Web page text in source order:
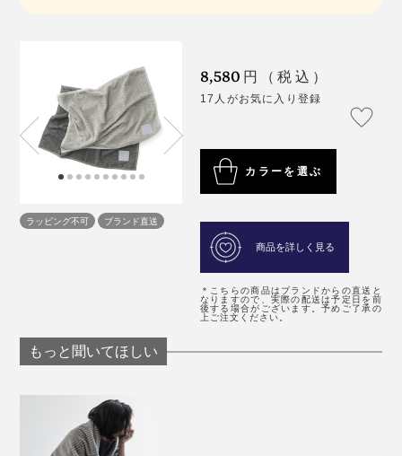
ラッピング不可 ブランド直送
8,580 円（税込）
17人がお気に入り登録
カラーを選ぶ
商品を詳しく見る
＊こちらの商品はブランドからの直送と
なりますので、実際の配送は予定日を前
後する場合がございます。予めご了承の
上ご注文ください。
もっと聞いてほしい